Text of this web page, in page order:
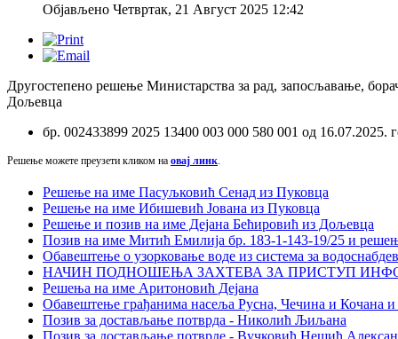
Објављено Четвртак, 21 Август 2025 12:42
Другостепено решење Министарства за рад, запосљавање,
Дољевца
бр. 002433899 2025 13400 003 000 580 001 од 16.07.2025.
Решење можете преузети кликом на овај линк.
Решење на име Пасуљковић Сенад из Пуковца
Решење на име Ибишевић Јована из Пуковца
Решење и позив на име Дејана Бећировић из Дољевца
Позив на име Митић Емилија бр. 183-1-143-19/25 и
Обавештење о узорковање воде из система за
НАЧИН ПОДНОШЕЊА ЗАХТЕВА ЗА ПРИСТУП
Решења на име Аритоновић Дејана
Обавештење грађанима насеља Русна, Чечина и Кочана и
Позив за достављање потврда - Николић Љиљана
Позив за достављање потврде - Вучковић Нешић